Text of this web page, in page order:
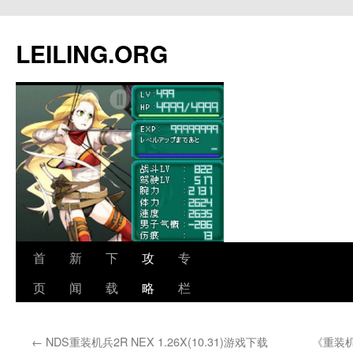
文
LEILING.ORG
首
页
新
闻
下
载
攻
略
专
栏
← NDS重装机兵2R NEX 1.26X(10.31)游戏下载 《重